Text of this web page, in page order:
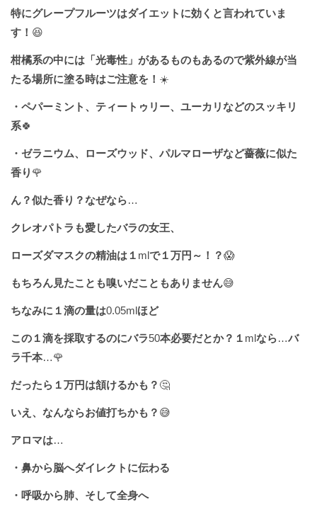
特にグレープフルーツはダイエットに効くと言われていま
す！ 😆
柑橘系の中には「光毒性」があるものもあるので紫外線が当
たる場所に塗る時はご注意を！ ☀️
・ペパーミント、ティートゥリー、ユーカリなどのスッキリ
系🍀
・ゼラニウム、ローズウッド、パルマローザなど薔薇に似た
香り 🌹
ん？似た香り？なぜなら…
クレオパトラも愛したバラの女王、
ローズダマスクの精油は１ mlで１万円～！？😱
もちろん見たことも嗅いだこともありません😅
ちなみに１滴の量は0.05mlほど
この１滴を採取するのにバラ50本必要だとか？１ mlなら…バ
ラ千本…🌹
だったら１万円は頷けるかも？ 🤔
いえ、なんならお値打ちかも？ 😅
アロマは…
・鼻から脳へダイレクトに伝わる
・呼吸から肺、そして全身へ